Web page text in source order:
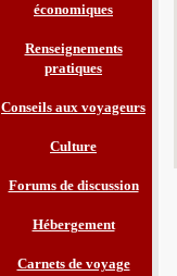
économiques
Renseignements
pratiques
Conseils aux voyageurs
Culture
Forums de discussion
Hébergement
Carnets de voyage